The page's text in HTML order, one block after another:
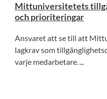
Mittuniversitetets
och prioriteringar
Ansvaret att se till att
lagkrav som
varje medarbetare. ...